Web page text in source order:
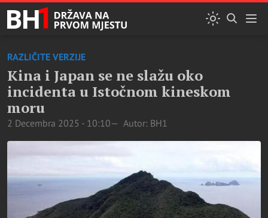
RAZLIČITE VERZIJE
Kina i Japan se ne slažu oko
incidenta u Istočnom kineskom
moru
2 Decembra 2025 - 10:10 Autor: BH1